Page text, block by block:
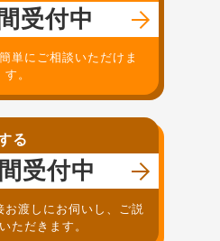
受付中
単にご相談いただけま
す。
る
受付中
お渡しにお伺いし、ご説
ただきます。